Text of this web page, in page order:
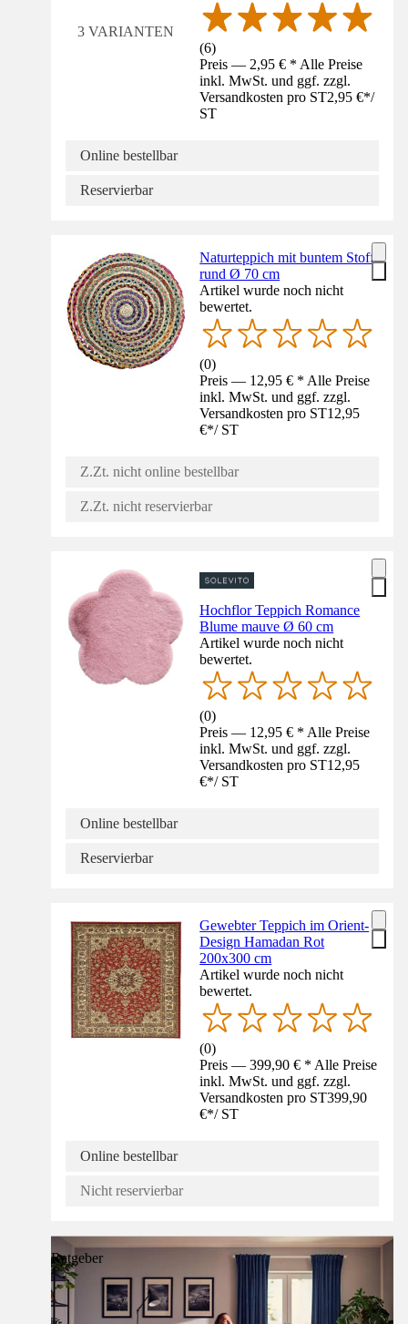
3 VARIANTEN
(6)
Preis — 2,95 € * Alle Preise
inkl. MwSt. und ggf. zzgl.
Versandkosten pro ST2,95 €*/
ST
Online bestellbar
Reservierbar
Naturteppich mit buntem Stoff
rund Ø 70 cm
Artikel wurde noch nicht
bewertet.
(0)
Preis — 12,95 € * Alle Preise
inkl. MwSt. und ggf. zzgl.
Versandkosten pro ST12,95
€*/ ST
Z.Zt. nicht online bestellbar
Z.Zt. nicht reservierbar
Hochflor Teppich Romance
Blume mauve Ø 60 cm
Artikel wurde noch nicht
bewertet.
(0)
Preis — 12,95 € * Alle Preise
inkl. MwSt. und ggf. zzgl.
Versandkosten pro ST12,95
€*/ ST
Online bestellbar
Reservierbar
Gewebter Teppich im Orient-
Design Hamadan Rot
200x300 cm
Artikel wurde noch nicht
bewertet.
(0)
Preis — 399,90 € * Alle Preise
inkl. MwSt. und ggf. zzgl.
Versandkosten pro ST399,90
€*/ ST
Online bestellbar
Nicht reservierbar
Ratgeber